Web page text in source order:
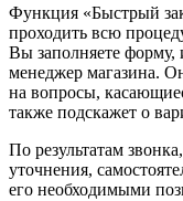
Функция «Быстрый
проходить всю
Вы заполняете форму,
менеджер магазина.
на вопросы,
также подскажет о
По результатам
уточнения,
его необходимыми